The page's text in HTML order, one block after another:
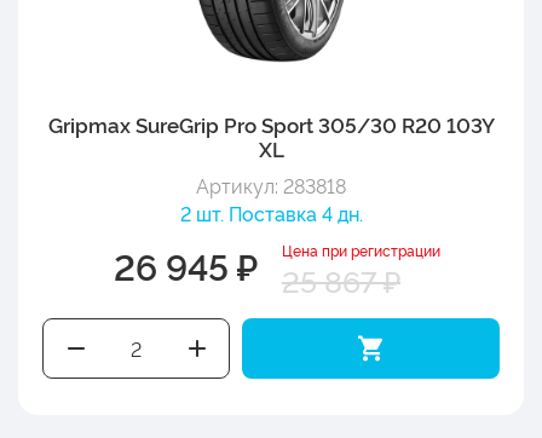
Gripmax SureGrip Pro Sport 305/30 R20 103Y
XL
Артикул: 283818
2 шт. Поставка 4 дн.
26 945 ₽ Цена при регистрации
25 867 ₽